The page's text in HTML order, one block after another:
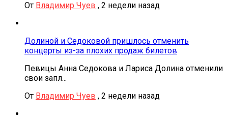
От Владимир Чуев , 2 недели назад
Долиной и Седоковой пришлось отменить
концерты из-за плохих продаж билетов
Певицы Анна Седокова и Лариса Долина отменили
свои запл...
От Владимир Чуев , 2 недели назад